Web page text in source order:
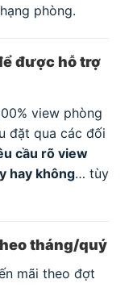
phòng.
được hỗ trợ
view phòng
đặt qua các đối
cầu rõ view
hay không… tùy
tháng/quý
mãi theo đợt